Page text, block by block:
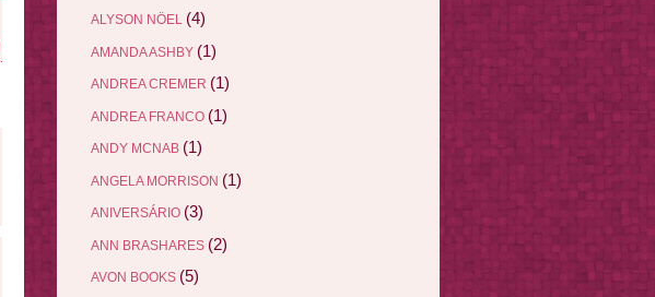
ALYSON NÖEL (4)
AMANDA ASHBY (1)
ANDREA CREMER (1)
ANDREA FRANCO (1)
ANDY MCNAB (1)
ANGELA MORRISON (1)
ANIVERSÁRIO (3)
ANN BRASHARES (2)
AVON BOOKS (5)